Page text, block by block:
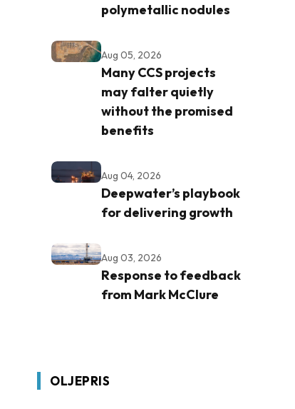
polymetallic nodules
Aug 05, 2026
Many CCS projects
may falter quietly
without the promised
benefits
Aug 04, 2026
Deepwater’s playbook
for delivering growth
Aug 03, 2026
Response to feedback
from Mark McClure
OLJEPRIS